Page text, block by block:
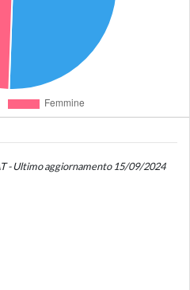
- Ultimo aggiornamento 15/09/2024